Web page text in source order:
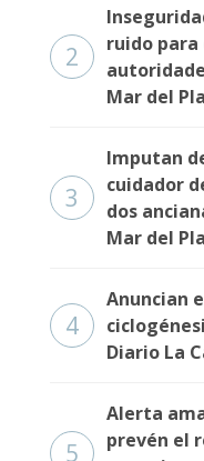
2
ruido
Mar del
3
Imputan
cuidador
dos
Mar del
4
Anuncian
Diario La
5
Alerta
prevén el